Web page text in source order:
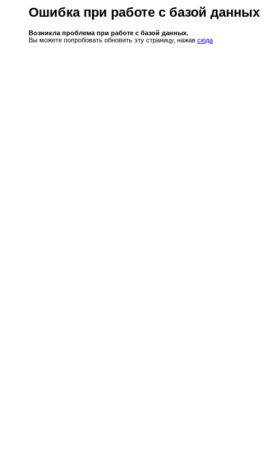
Ошибка при работе с базой данных
Возникла проблема при работе с базой данных.
Вы можете попробовать обновить эту страницу, нажав сюда